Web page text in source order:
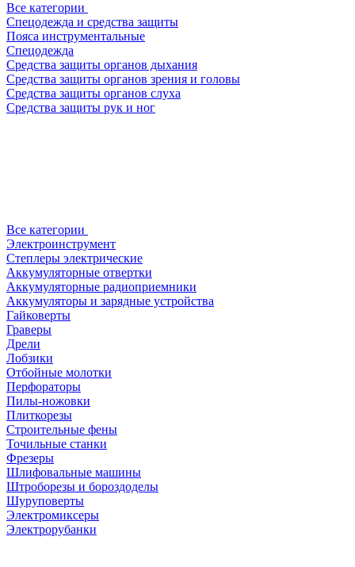
Все категории
Спецодежда и средства защиты
Пояса инструментальные
Спецодежда
Средства защиты органов дыхания
Средства защиты органов зрения и головы
Средства защиты органов слуха
Средства защиты рук и ног
Все категории
Электроинструмент
Степлеры электрические
Аккумуляторные отвертки
Аккумуляторные радиоприемники
Аккумуляторы и зарядные устройства
Гайковерты
Граверы
Дрели
Лобзики
Отбойные молотки
Перфораторы
Пилы-ножовки
Плиткорезы
Строительные фены
Точильные станки
Фрезеры
Шлифовальные машины
Штроборезы и бороздоделы
Шуруповерты
Электромиксеры
Электрорубанки